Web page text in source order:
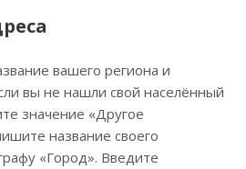
вашего региона и
вы не нашли свой населённый
значение «Другое
название своего
«Город». Введите